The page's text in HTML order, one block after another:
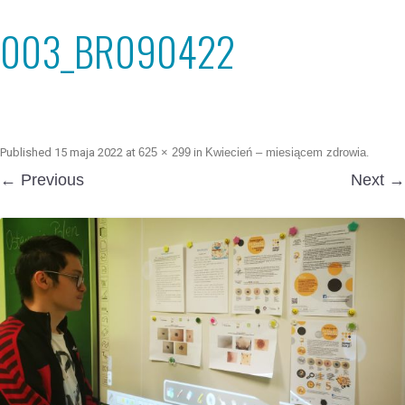
003_BR090422
Published 15 maja 2022 at 625 × 299 in Kwiecień – miesiącem zdrowia.
← Previous Next →